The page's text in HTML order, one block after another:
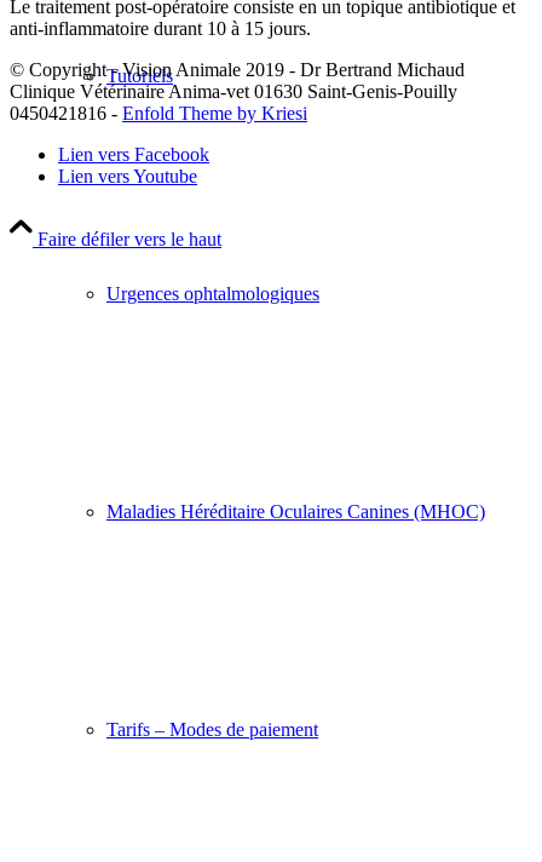
Tutoriels
Urgences ophtalmologiques
Maladies Héréditaire Oculaires Canines (MHOC)
Tarifs – Modes de paiement
Le traitement post-opératoire consiste en un topique antibiotique et
anti-inflammatoire durant 10 à 15 jours.
© Copyright - Vision Animale 2019 - Dr Bertrand Michaud
Clinique Vétérinaire Anima-vet 01630 Saint-Genis-Pouilly
0450421816 - Enfold Theme by Kriesi
Lien vers Facebook
Lien vers Youtube
Faire défiler vers le haut